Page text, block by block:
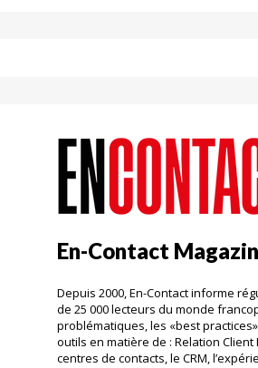
En-Contact
Depuis 2000, En-Contact informe
de 25 000 lecteurs du monde
problématiques, les «best
outils en matière de : Relation Client
centres de contacts, le CRM,